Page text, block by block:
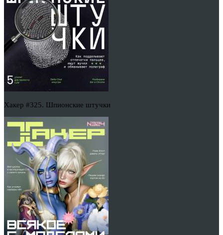
Хакер #325. Шпионские штучки